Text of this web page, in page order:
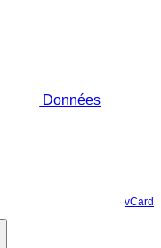
Données
vCard